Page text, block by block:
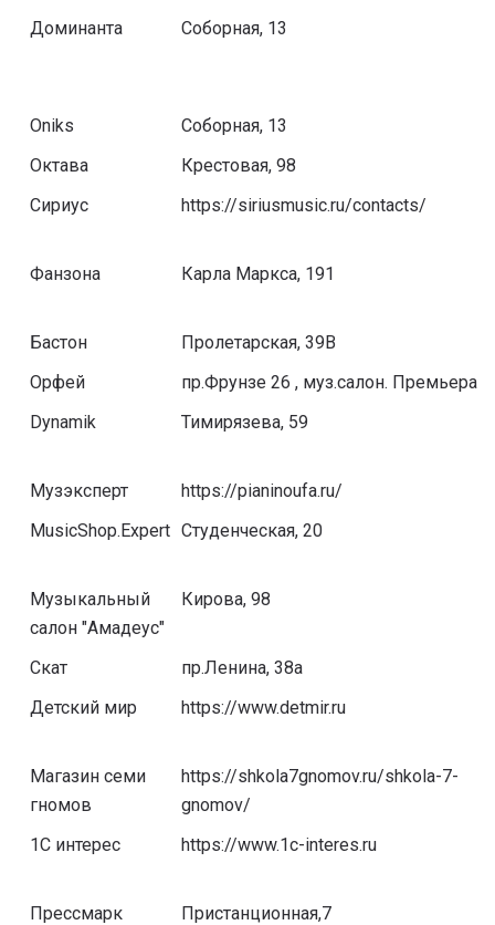
Доминанта
Соборная, 13
Oniks
Соборная, 13
Октава
Крестовая, 98
Сириус
https://siriusmusic.ru/contacts/
Фанзона Карла Маркса, 191
Бастон
Пролетарская, 39В
Орфей
пр.Фрунзе 26 , муз.салон. Премьера
Dynamik
Тимирязева, 59
Музэксперт
https://pianinoufa.ru/
MusicShop.Expert Студенческая, 20
Музыкальный
салон "Амадеус"
Кирова, 98
Скат
пр.Ленина, 38а
Детский мир
https://www.detmir.ru
Магазин семи
гномов
https://shkola7gnomov.ru/shkola-7-
gnomov/
1C интерес
https://www.1c-interes.ru
Прессмарк Пристанционная,7